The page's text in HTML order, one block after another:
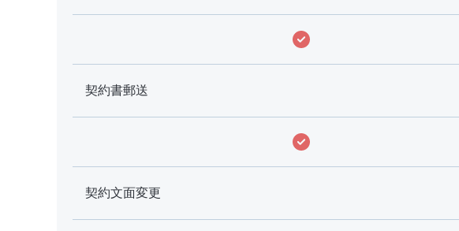
契約書郵送
契約文面変更